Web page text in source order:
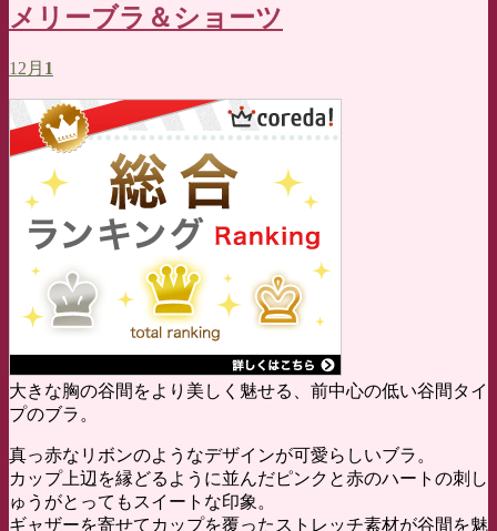
メリーブラ＆ショーツ
12月 1
大きな胸の谷間をより美しく魅せる、前中心の低い谷間タイ
プのブラ。
真っ赤なリボンのようなデザインが可愛らしいブラ。
カップ上辺を縁どるように並んだピンクと赤のハートの刺し
ゅうがとってもスイートな印象。
ギャザーを寄せてカップを覆ったストレッチ素材が谷間を魅